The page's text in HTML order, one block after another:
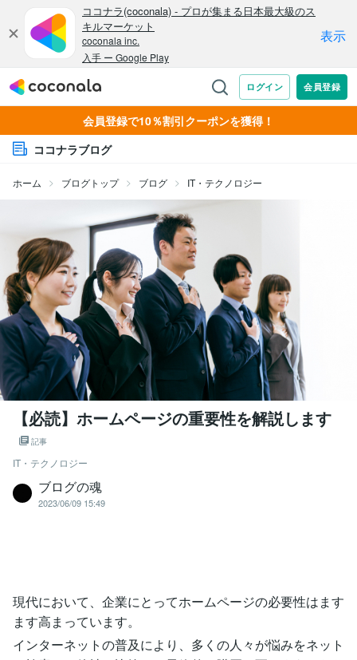
会員登録で10％割引クーポンを獲得！
ココナラブログ
ホーム ブログトップ ブログ IT・テクノロジー
【必読】ホームページの重要性を解説します
記事
IT・テクノロジー
ブログの魂
2023/06/09 15:49
現代において、企業にとってホームページの必要性はます
ます高まっています。
インターネットの普及により、多くの人々が悩みをネット